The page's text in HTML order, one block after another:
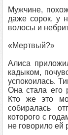
Мужчине,
даже сорок, у
волосы и
«Мертвый?»
Алиса
кадыком,
успокоилась.
Она стала его
Кто же это
собиралась
которого с
не говорило ей